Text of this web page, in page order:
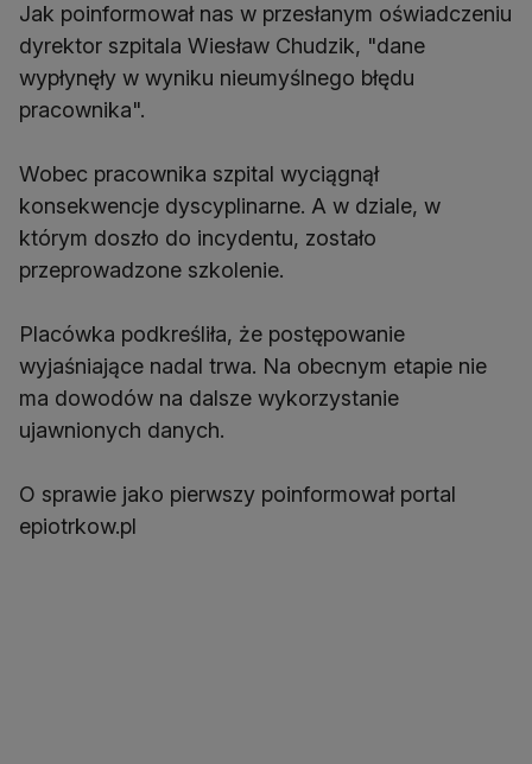
Jak poinformował nas w przesłanym oświadczeniu
dyrektor szpitala Wiesław Chudzik, "dane
wypłynęły w wyniku nieumyślnego błędu
pracownika".
Wobec pracownika szpital wyciągnął
konsekwencje dyscyplinarne. A w dziale, w
którym doszło do incydentu, zostało
przeprowadzone szkolenie.
Placówka podkreśliła, że postępowanie
wyjaśniające nadal trwa. Na obecnym etapie nie
ma dowodów na dalsze wykorzystanie
ujawnionych danych.
O sprawie jako pierwszy poinformował portal
epiotrkow.pl